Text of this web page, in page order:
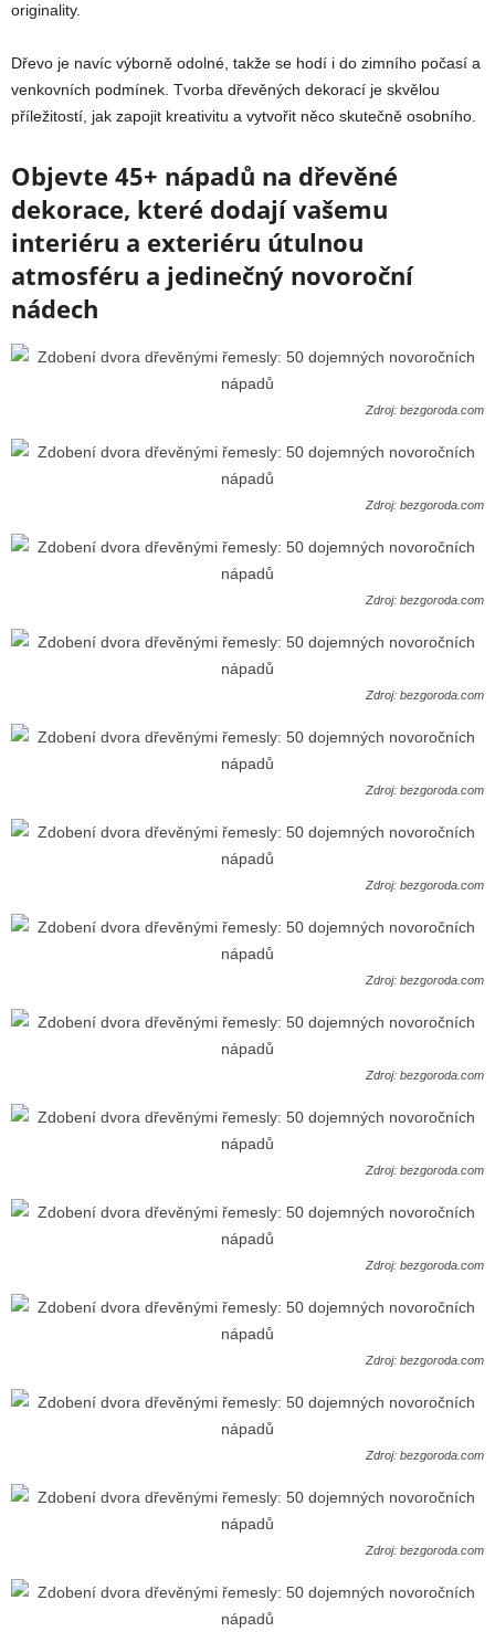
originality.
Dřevo je navíc výborně odolné, takže se hodí i do zimního počasí a
venkovních podmínek. Tvorba dřevěných dekorací je skvělou
příležitostí, jak zapojit kreativitu a vytvořit něco skutečně osobního.
Objevte 45+ nápadů na dřevěné
dekorace, které dodají vašemu
interiéru a exteriéru útulnou
atmosféru a jedinečný novoroční
nádech
Zdroj: bezgoroda.com
Zdroj: bezgoroda.com
Zdroj: bezgoroda.com
Zdroj: bezgoroda.com
Zdroj: bezgoroda.com
Zdroj: bezgoroda.com
Zdroj: bezgoroda.com
Zdroj: bezgoroda.com
Zdroj: bezgoroda.com
Zdroj: bezgoroda.com
Zdroj: bezgoroda.com
Zdroj: bezgoroda.com
Zdroj: bezgoroda.com